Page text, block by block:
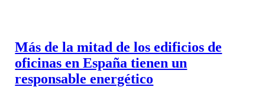
Más de la mitad de los edificios de
oficinas en España tienen un
responsable energético